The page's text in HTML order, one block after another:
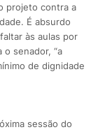
projeto contra a
É absurdo
às aulas por
o senador, “a
de dignidade
sessão do